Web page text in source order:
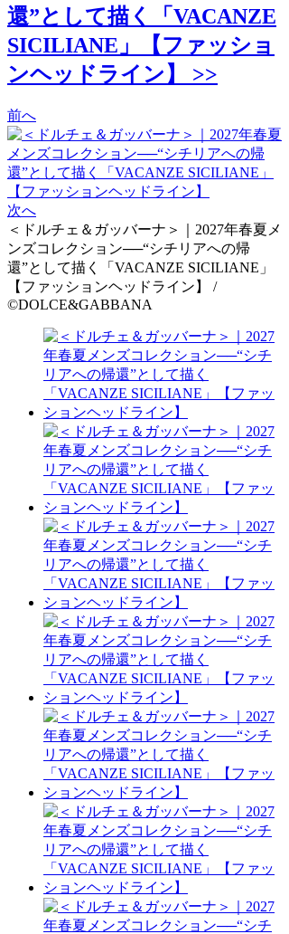
還”として描く「VACANZE
SICILIANE」【ファッショ
ンヘッドライン】 >>
前へ
次へ
＜ドルチェ＆ガッバーナ＞｜2027年春夏メ
ンズコレクション──“シチリアへの帰
還”として描く「VACANZE SICILIANE」
【ファッションヘッドライン】 /
©DOLCE&GABBANA